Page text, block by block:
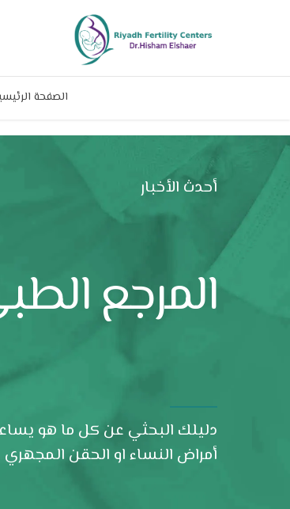
الصفحة
أحدث الأخبار
المرجع
دليلك البحثي عن كل ما هو
أمراض النساء او الحقن المجهري